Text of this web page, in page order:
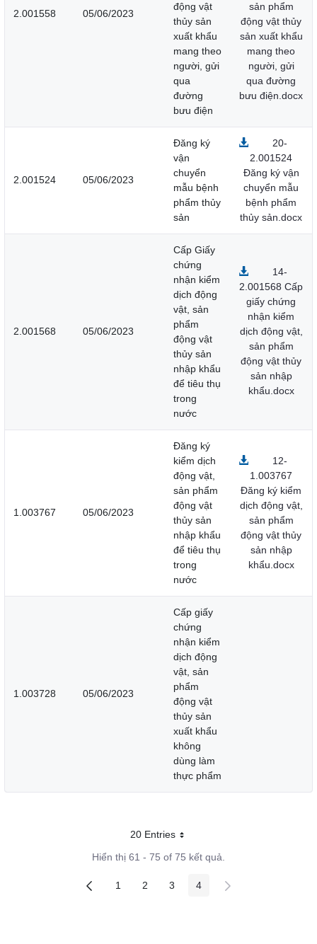
2.001558 05/06/2023
động vật
thủy sản
xuất khẩu
mang theo
người, gửi
qua
đường
bưu điện
sản phẩm
động vật thủy
sản xuất khẩu
mang theo
người, gửi
qua đường
bưu điện.docx
2.001524 05/06/2023
Đăng ký
vận
chuyển
mẫu bệnh
phẩm thủy
sản
20-
2.001524
Đăng ký vận
chuyển mẫu
bệnh phẩm
thủy sản.docx
2.001568 05/06/2023
Cấp Giấy
chứng
nhận kiểm
dịch động
vật, sản
phẩm
động vật
thủy sản
nhập khẩu
để tiêu thụ
trong
nước
14-
2.001568 Cấp
giấy chứng
nhận kiểm
dịch động vật,
sản phẩm
động vật thủy
sản nhập
khẩu.docx
1.003767 05/06/2023
Đăng ký
kiểm dịch
động vật,
sản phẩm
động vật
thủy sản
nhập khẩu
để tiêu thụ
trong
nước
12-
1.003767
Đăng ký kiểm
dịch động vật,
sản phẩm
động vật thủy
sản nhập
khẩu.docx
1.003728 05/06/2023
Cấp giấy
chứng
nhận kiểm
dịch động
vật, sản
phẩm
động vật
thủy sản
xuất khẩu
không
dùng làm
thực phẩm
20 EntriesMỗi trang
Hiển thị 61 - 75 of 75 kết quả.
Các trang trên cổng
1 Các trang trên cổng
2 Các trang trên cổng
3 Các trang trên cổng
4